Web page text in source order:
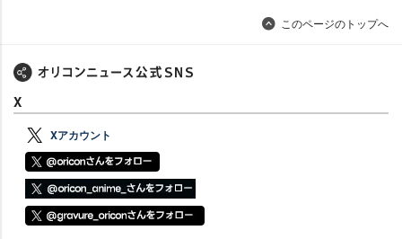
このページのトップへ
X
Xアカウント